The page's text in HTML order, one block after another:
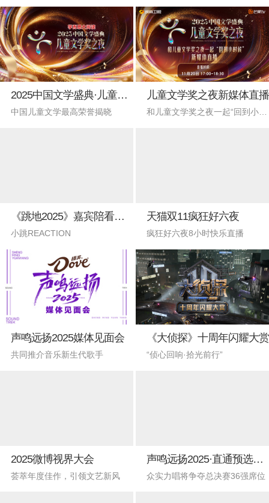
2025中国文学盛典·儿童文学奖之夜
中国儿童文学最高荣誉揭晓
儿童文学奖之夜新媒体直播
和儿童文学奖之夜一起“回到小时候”
《跳地2025》嘉宾陪看直播！
小跳REACTION
天猫双11疯狂好六夜
疯狂好六夜8小时快乐直播
声鸣远扬2025媒体见面会
共同推介音乐新生代歌手
《大侦探》十周年闪耀大赏
“侦心回响·拾光前行”
2025微博视界大会
荟萃年度佳作，引领文艺新风
声鸣远扬2025·直通预选赛现场
众实力唱将争夺总决赛36强席位